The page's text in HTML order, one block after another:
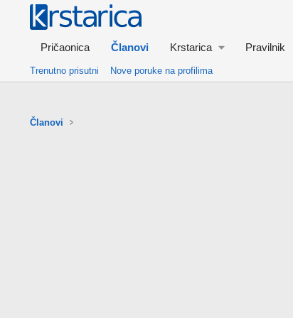
Pričaonica Članovi Krstarica Pravilnik
Trenutno prisutni Nove poruke na profilima
Članovi